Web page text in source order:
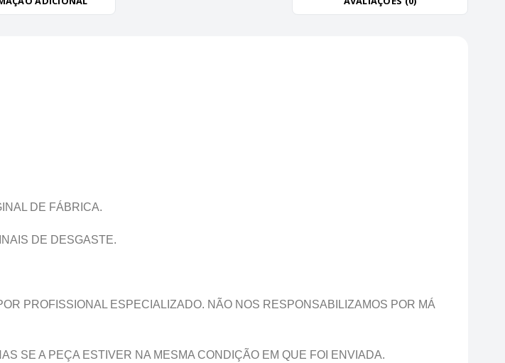
DE FÁBRICA.
DE DESGASTE.
PROFISSIONAL ESPECIALIZADO. NÃO NOS RESPONSABILIZAMOS POR MÁ
SE A PEÇA ESTIVER NA MESMA CONDIÇÃO EM QUE FOI ENVIADA.